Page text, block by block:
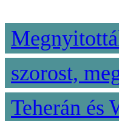
szorost,
Teherán és